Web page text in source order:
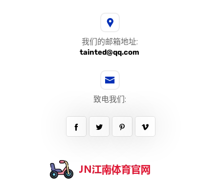
我们的邮箱地址:
tainted@qq.com
致电我们: